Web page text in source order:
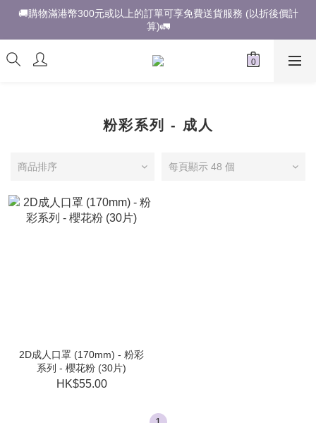
🚚購物滿港幣300元或以上的訂單可享免費送貨服務 (以折後價計
算)🚛
粉彩系列 - 成人
商品排序 每頁顯示 48 個
2D成人口罩 (170mm) - 粉彩
系列 - 櫻花粉 (30片)
HK$55.00